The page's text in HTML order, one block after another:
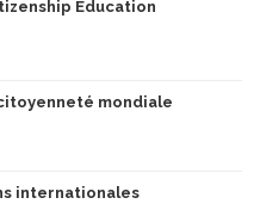
Education
mondiale
internationales